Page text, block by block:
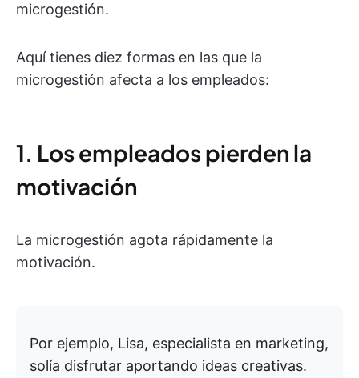
microgestión.
Aquí tienes diez formas en las que la
microgestión afecta a los empleados:
1. Los empleados pierden la
motivación
La microgestión agota rápidamente la
motivación.
Por ejemplo, Lisa, especialista en marketing,
solía disfrutar aportando ideas creativas.